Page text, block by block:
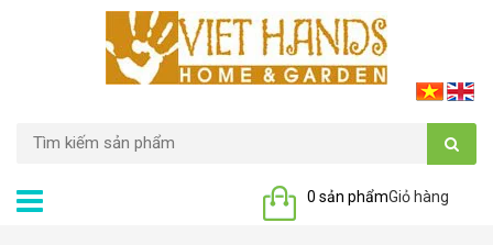
Giỏ hàng
0 sản phẩm